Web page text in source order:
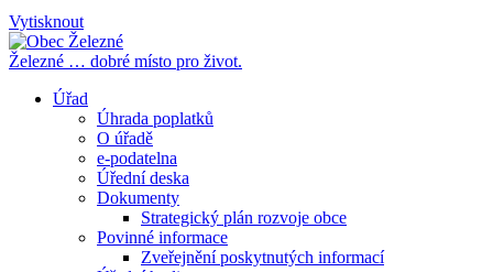
Vytisknout
Železné … dobré místo pro život.
Úřad
Úhrada poplatků
O úřadě
e-podatelna
Úřední deska
Dokumenty
Strategický plán rozvoje obce
Povinné informace
Zveřejnění poskytnutých informací